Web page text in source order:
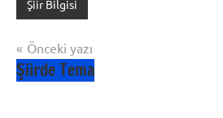
Şiir Bilgisi
Yazı
gezinmesi
Önceki yazı
Şiirde Tema